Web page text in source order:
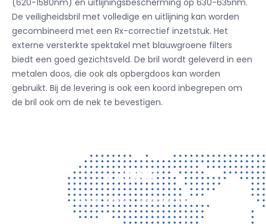
De veiligheidsbril met volledige en uitlijning kan worden
gecombineerd met een Rx-correctief inzetstuk. Het
externe versterkte spektakel met blauwgroene filters
biedt een goed gezichtsveld. De bril wordt geleverd in een
metalen doos, die ook als opbergdoos kan worden
gebruikt. Bij de levering is ook een koord inbegrepen om
de bril ook om de nek te bevestigen.
Contact
Vragen? Neem gerust contact met ons op!